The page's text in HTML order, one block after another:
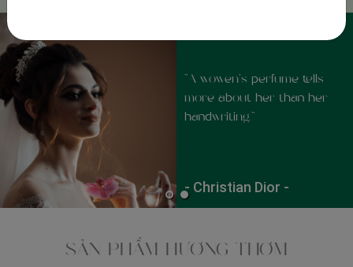
freedom, peace, love and
disturbances of modern
“A wowen's perfume tells
more about her than her
handwriting."
- Christian Dior -
SẢN PHẨM HƯƠNG THƠM